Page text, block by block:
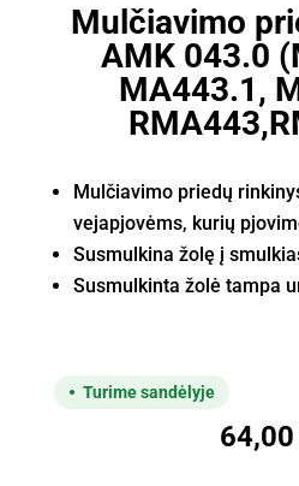
Mulčiavimo
AMK 043.0
MA443.1,
Mulčiavimo priedų
vejapjovėms, kurių
Susmulkina žolę į
Susmulkinta žolė tampa
Turime sandėlyje
64,00